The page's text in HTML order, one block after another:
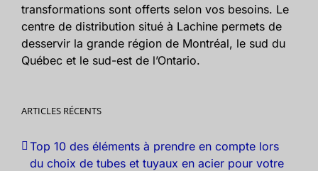
transformations sont offerts selon vos besoins. Le
centre de distribution situé à Lachine permets de
desservir la grande région de Montréal, le sud du
Québec et le sud-est de l’Ontario.
ARTICLES RÉCENTS
Top 10 des éléments à prendre en compte lors
du choix de tubes et tuyaux en acier pour votre